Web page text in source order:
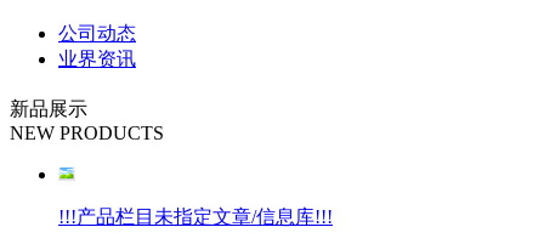
公司动态
业界资讯
新品展示
NEW PRODUCTS
!!!产品栏目未指定文章/信息库!!!